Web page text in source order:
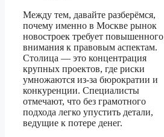
Между тем, давайте разберёмся,
почему именно в Москве рынок
новостроек требует повышенного
внимания к правовым аспектам.
Столица — это концентрация
крупных проектов, где риски
умножаются из-за бюрократии и
конкуренции. Специалисты
отмечают, что без грамотного
подхода легко упустить детали,
ведущие к потере денег.